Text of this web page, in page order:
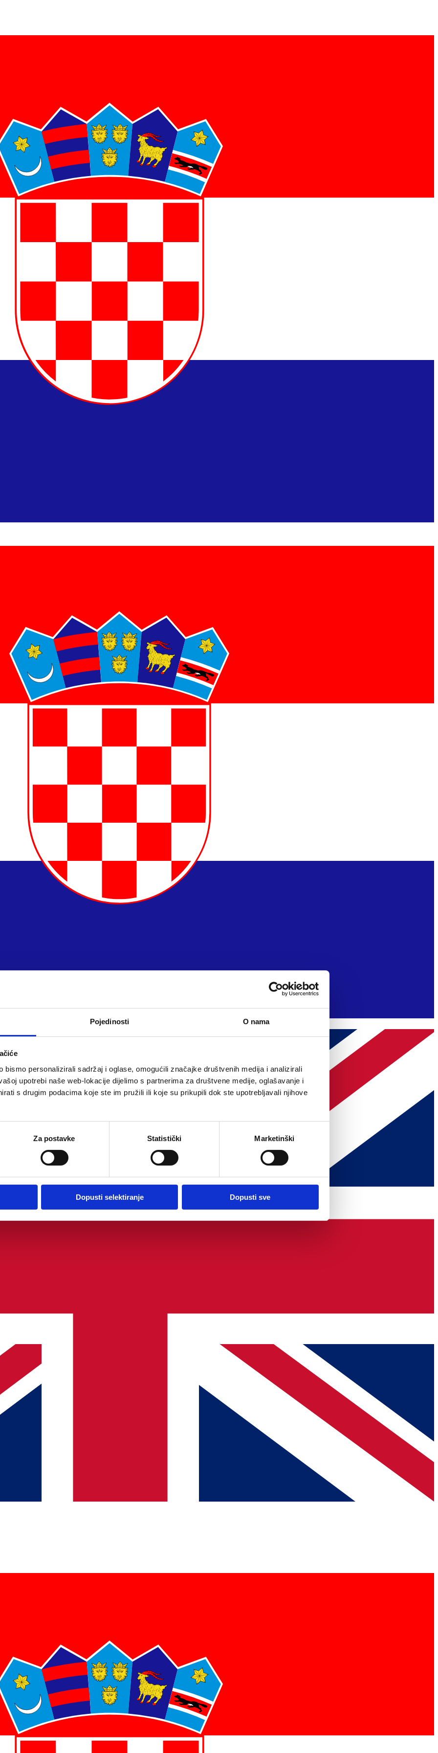
Pojedinosti O nama
bismo personalizirali sadržaj i oglase, omogućili značajke društvenih medija i analizirali
upotrebi naše web-lokacije dijelimo s partnerima za društvene medije, oglašavanje i
s drugim podacima koje ste im pružili ili koje su prikupili dok ste upotrebljavali njihove
Za postavke Statistički Marketinški
Dopusti selektiranje Dopusti sve